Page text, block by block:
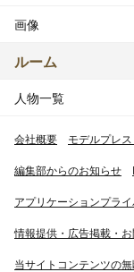
画像
ルーム
人物一覧
会社概要 モデルプレ
編集部からのお知らせ
アプリケーションプラ
情報提供・広告掲載・
当サイトコンテンツの